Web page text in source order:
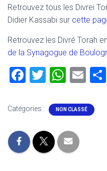
Retrouvez tous les Divrei
Didier Kassabi sur cette
Retrouvez les Divré Torah
de la Synagogue de
F
ce
o
ok
T
tt
W
at
A
p
E
ai
Catégories : NON CLASSÉ